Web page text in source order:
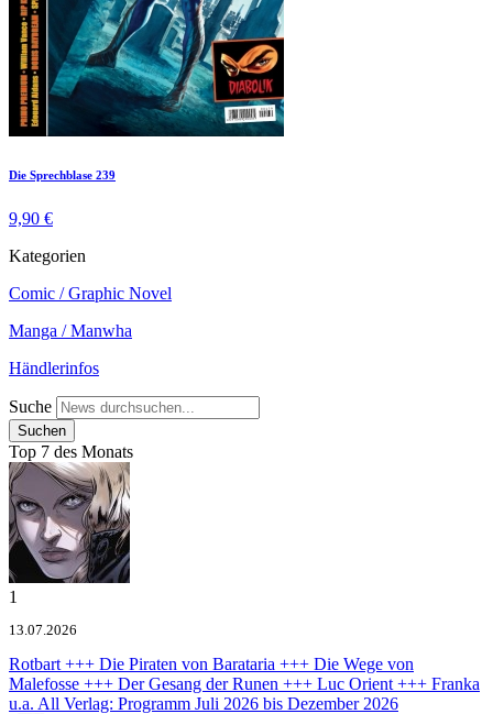
Die Sprechblase 239
9,90 €
Kategorien
Comic / Graphic Novel
Manga / Manwha
Händlerinfos
Suche
Top 7 des Monats
1
13.07.2026
Rotbart +++ Die Piraten von Barataria +++ Die Wege von
Malefosse +++ Der Gesang der Runen +++ Luc Orient +++ Franka
u.a. All Verlag: Programm Juli 2026 bis Dezember 2026